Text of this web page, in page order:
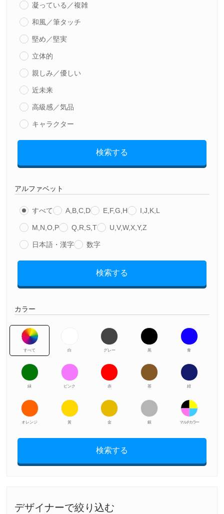
凝っている／複雑
和風／筆タッチ
堅め／堅実
立体的
親しみ／優しい
近未来
高級感／気品
キャラクター
検索する
アルファベット
すべて A,B,C,D E,F,G,H I,J,K,L
M,N,O,P Q,R,S,T U,V,W,X,Y,Z
日本語・漢字 数字
検索する
カラー
すべて 白 グレー 黒 青
緑 ピンク 赤 茶 紺
オレンジ 黃 金 銀 マルチカラー
検索する
デザイナーで絞り込む